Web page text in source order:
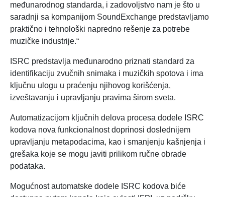
međunarodnog standarda, i zadovoljstvo nam je što u
saradnji sa kompanijom SoundExchange predstavljamo
praktično i tehnološki napredno rešenje za potrebe
muzičke industrije.“
ISRC predstavlja međunarodno priznati standard za
identifikaciju zvučnih snimaka i muzičkih spotova i ima
ključnu ulogu u praćenju njihovog korišćenja,
izveštavanju i upravljanju pravima širom sveta.
Automatizacijom ključnih delova procesa dodele ISRC
kodova nova funkcionalnost doprinosi doslednijem
upravljanju metapodacima, kao i smanjenju kašnjenja i
grešaka koje se mogu javiti prilikom ručne obrade
podataka.
Mogućnost automatske dodele ISRC kodova biće